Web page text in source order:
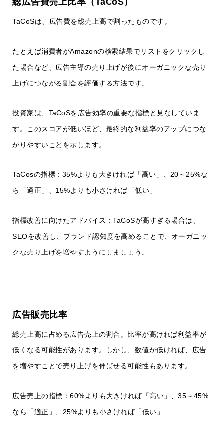
総広告費売上比率（TaCoS）
TaCoSは、広告費を総売上高で割ったものです。
たとえば消費者がAmazonの検索結果でリストをクリックし
た場合など、広告主導の売り上げが後にオーガニックな売り
上げにつながる割合を評価する方法です。
投資家は、TaCoSを広告効率の重要な指標と見なしていま
す。このスコアが低いほど、最終的な利益率のアップにつな
がりやすいことを示します。
TaCosの指標：35%よりも大きければ「高い」、20～25%な
ら「適正」、15%よりも小さければ「低い」
指標改善に向けたアドバイス：TaCoSが高すぎる場合は、
SEOを改善し、ブランド認知度を高めることで、オーガニッ
クな売り上げを増やすようにしましょう。
広告販売比率
総売上高に占める広告売上の割合。比率が高ければ利益率が
低くなる可能性があります。しかし、数値が低ければ、広告
を増やすことで売り上げを伸ばせる可能性もあります。
広告売上の指標：60%よりも大きければ「高い」、35～45%
なら「適正」、25%よりも小さければ「低い」